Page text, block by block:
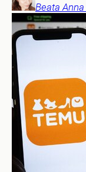
Beata Anna